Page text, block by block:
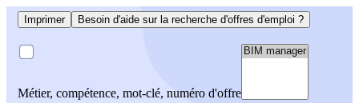
Imprimer Besoin d'aide sur la recherche d'offres d'emploi ?
Métier, compétence, mot-clé, numéro d'offre